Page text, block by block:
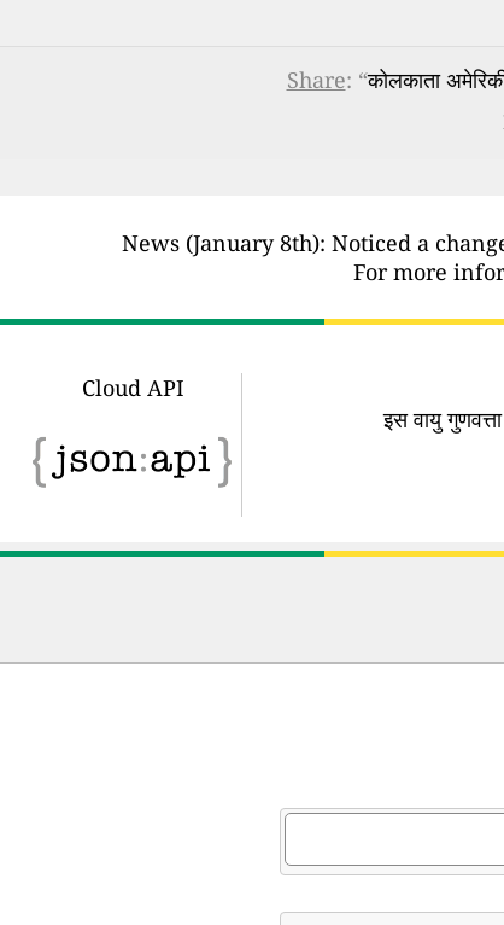
Share: “कोलकाता
News (January 8th): Noticed a
For more
Cloud API
इस वायु